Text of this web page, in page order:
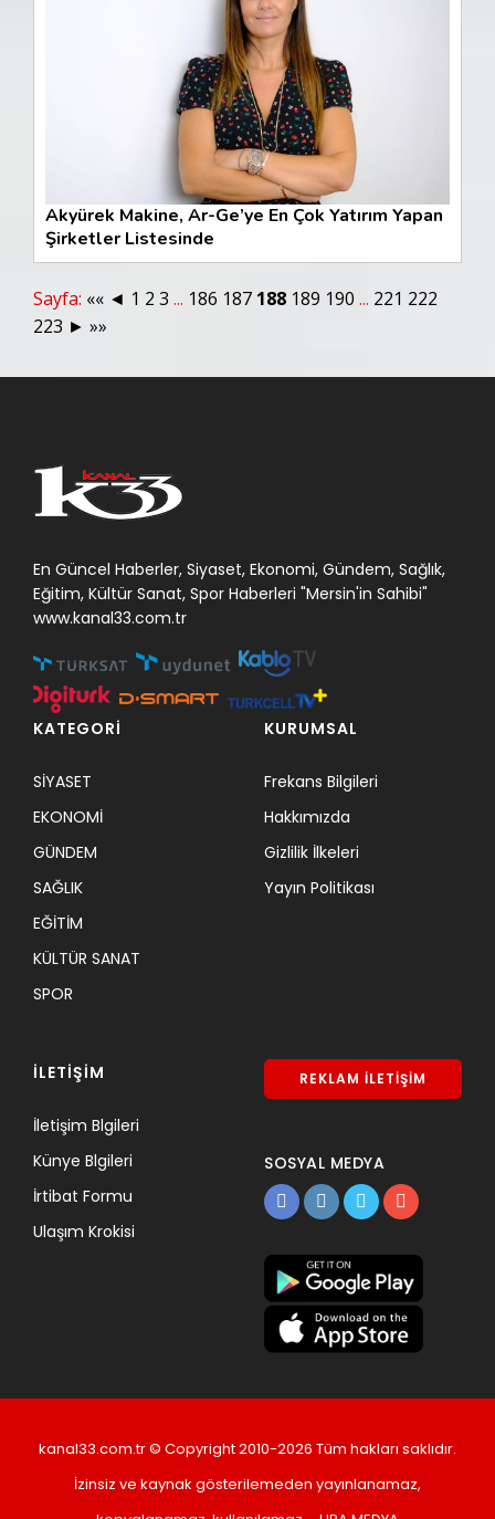
Akyürek Makine, Ar-Ge’ye En Çok Yatırım Yapan
Şirketler Listesinde
Sayfa: «« ◄ 1 2 3 ... 186 187 188 189 190 ... 221 222
223 ► »»
En Güncel Haberler, Siyaset, Ekonomi, Gündem, Sağlık,
Eğitim, Kültür Sanat, Spor Haberleri "Mersin'in Sahibi"
www.kanal33.com.tr
KATEGORİ
SİYASET
EKONOMİ
GÜNDEM
SAĞLIK
EĞİTİM
KÜLTÜR SANAT
SPOR
KURUMSAL
Frekans Bilgileri
Hakkımızda
Gizlilik İlkeleri
Yayın Politikası
İLETİŞİM
İletişim Blgileri
Künye Blgileri
İrtibat Formu
Ulaşım Krokisi
REKLAM İLETİŞİM
SOSYAL MEDYA
kanal33.com.tr © Copyright 2010-2026 Tüm hakları saklıdır.
İzinsiz ve kaynak gösterilemeden yayınlanamaz,